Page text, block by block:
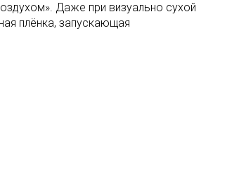
Даже при визуально сухой
плёнка, запускающая